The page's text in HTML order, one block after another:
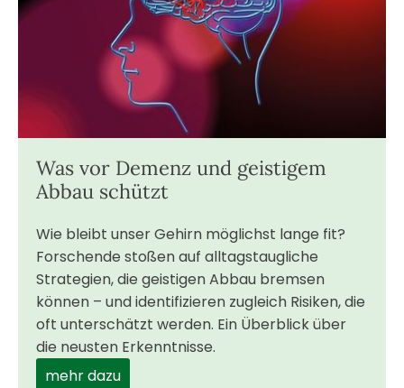
Was vor Demenz und geistigem
Abbau schützt
Wie bleibt unser Gehirn möglichst lange fit?
Forschende stoßen auf alltagstaugliche
Strategien, die geistigen Abbau bremsen
können – und identifizieren zugleich Risiken, die
oft unterschätzt werden. Ein Überblick über
die neusten Erkenntnisse.
mehr dazu